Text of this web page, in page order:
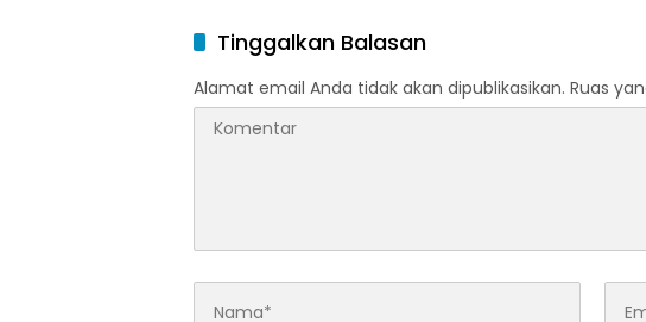
Tinggalkan Balasan
Alamat email Anda tidak akan dipublikasikan. Ruas